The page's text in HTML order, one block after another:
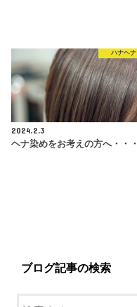
ハナヘナ
2024.2.3
ヘナ染めをお考えの方へ・・・
ブログ記事の検索